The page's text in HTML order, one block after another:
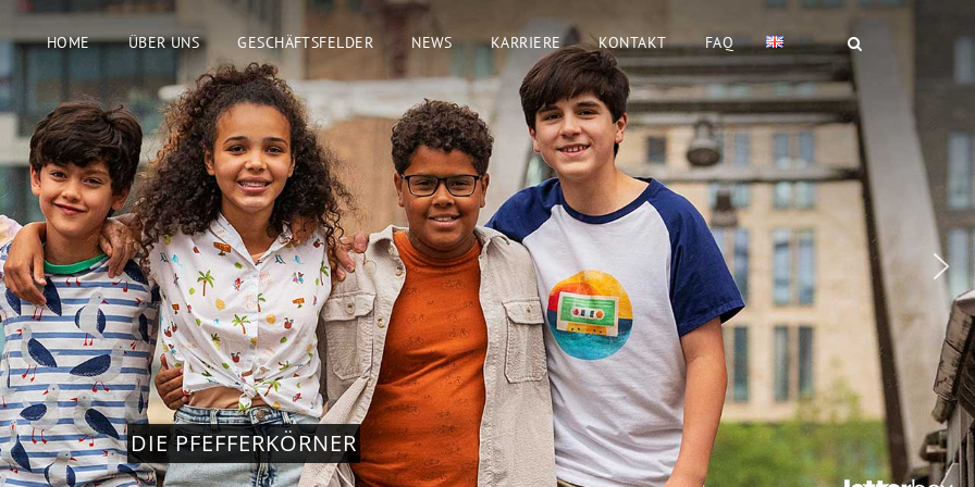
HOME ÜBER UNS GESCHÄFTSFELDER NEWS KARRIERE KONTAKT FAQ
DIE PFEFFERKÖRNER